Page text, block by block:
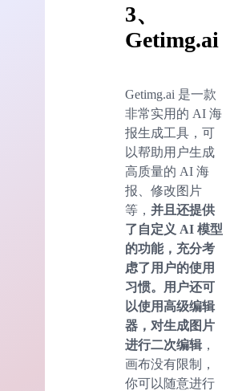
3、
Getimg.ai
Getimg.ai 是一款
非常实用的 AI 海
报生成工具，可
以帮助用户生成
高质量的 AI 海
报、修改图片
等， 并且还提供
了自定义 AI 模型
的功能，充分考
虑了用户的使用
习惯。用户还可
以使用高级编辑
器，对生成图片
进行二次编辑，
画布没有限制，
你可以随意进行